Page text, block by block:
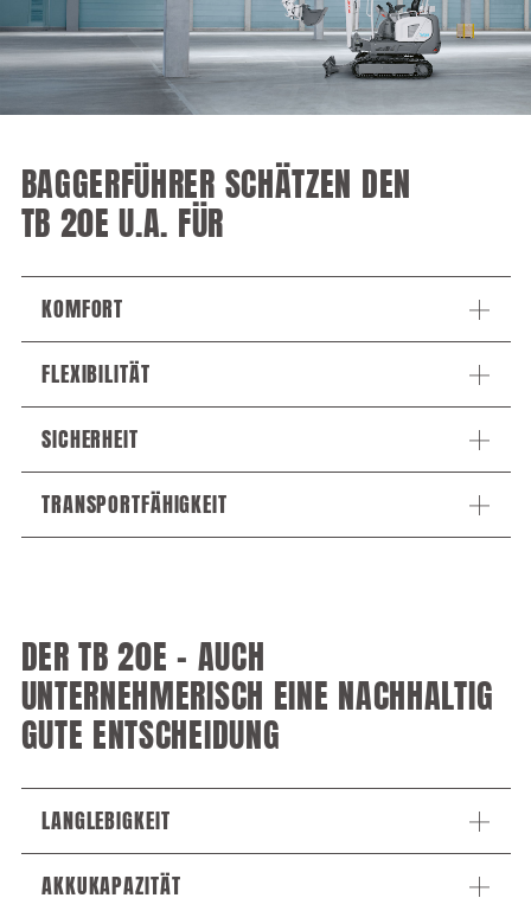
BAGGERFÜHRER SCHÄTZEN DEN
TB 20E U.A. FÜR
KOMFORT
FLEXIBILITÄT
SICHERHEIT
TRANSPORTFÄHIGKEIT
DER TB 20E – AUCH
UNTERNEHMERISCH EINE NACHHALTIG
GUTE ENTSCHEIDUNG
LANGLEBIGKEIT
AKKUKAPAZITÄT